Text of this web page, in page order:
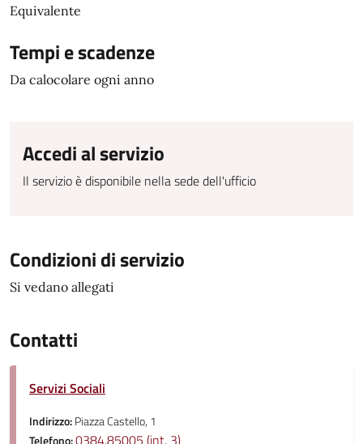
Equivalente
Tempi e scadenze
Da calocolare ogni anno
Accedi al servizio
Il servizio è disponibile nella sede dell'ufficio
Condizioni di servizio
Si vedano allegati
Contatti
Servizi Sociali
Indirizzo:Piazza Castello, 1
0384.85005 (int. 3)